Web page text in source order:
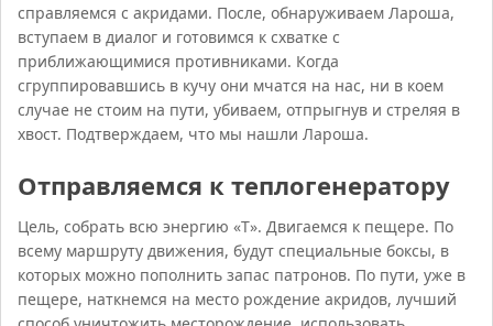
справляемся с акридами. После, обнаруживаем Лароша,
вступаем в диалог и готовимся к схватке с
приближающимися противниками. Когда
сгруппировавшись в кучу они мчатся на нас, ни в коем
случае не стоим на пути, убиваем, отпрыгнув и стреляя в
хвост. Подтверждаем, что мы нашли Лароша.
Отправляемся к теплогенератору
Цель, собрать всю энергию «Т». Двигаемся к пещере. По
всему маршруту движения, будут специальные боксы, в
которых можно пополнить запас патронов. По пути, уже в
пещере, наткнемся на место рождение акридов, лучший